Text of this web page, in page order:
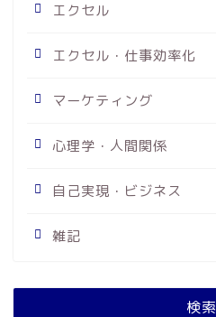
エクセル
エクセル・仕事効率化
マーケティング
心理学・人間関係
自己実現・ビジネス
雑記
検索